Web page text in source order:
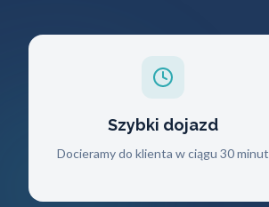
Szybki dojazd
Docieramy do klienta w ciągu 30 minut